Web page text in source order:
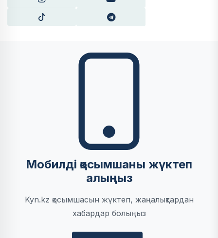
Мобилді қосымшаны жүктеп
алыңыз
Kyn.kz қосымшасын жүктеп, жаңалықтардан
хабардар болыңыз